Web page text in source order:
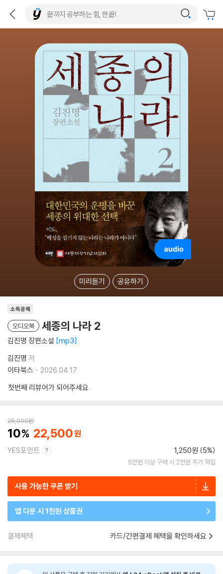
미리듣기 공유하기
소득공제
오디오북 세종의 나라 2
김진명 장편소설 mp3
김진명 저
이타북스
2026.04.17.
첫번째 리뷰어가 되어주세요
25,000원
10 22,500
YES포인트 1,250원 (5%)
5만원 이상 구매 시 2천원 추가 적립
사용 가능한 쿠폰 받기
앱 다운 시 1천원 상품권
결제혜택 카드/간편결제 혜택을 확인하세요